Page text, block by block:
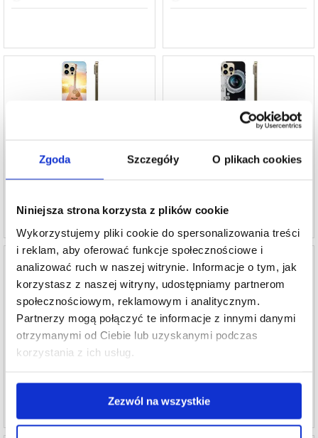
Zgoda Szczegóły O plikach cookies
Niniejsza strona korzysta z plików cookie
Wykorzystujemy pliki cookie do spersonalizowania treści
i reklam, aby oferować funkcje społecznościowe i
analizować ruch w naszej witrynie. Informacje o tym, jak
korzystasz z naszej witryny, udostępniamy partnerom
społecznościowym, reklamowym i analitycznym.
Partnerzy mogą połączyć te informacje z innymi danymi
otrzymanymi od Ciebie lub uzyskanymi podczas
korzystania z ich usług.
Zezwól na wszystkie
Etui TPU - iPhone 13 Pro Max - Kamera
72,80
78,40PLN